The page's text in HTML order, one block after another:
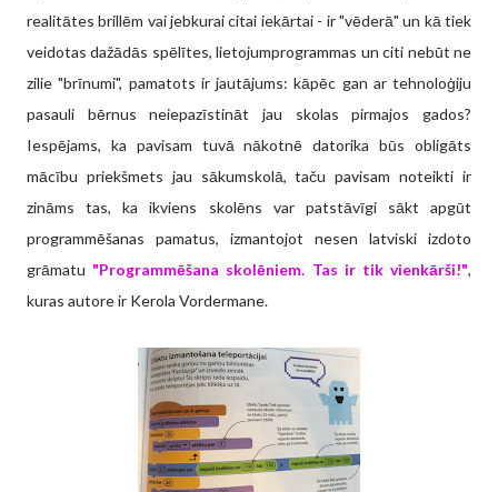
realitātes brillēm vai jebkurai citai iekārtai - ir "vēderā" un kā tiek
veidotas dažādās spēlītes, lietojumprogrammas un citi nebūt ne
zilie "brīnumi", pamatots ir jautājums: kāpēc gan ar tehnoloģiju
pasauli bērnus neiepazīstināt jau skolas pirmajos gados?
Iespējams, ka pavisam tuvā nākotnē datorika būs obligāts
mācību priekšmets jau sākumskolā, taču pavisam noteikti ir
zināms tas, ka ikviens skolēns var patstāvīgi sākt apgūt
programmēšanas pamatus, izmantojot nesen latviski izdoto
grāmatu "Programmēšana skolēniem. Tas ir tik vienkārši!",
kuras autore ir Kerola Vordermane.